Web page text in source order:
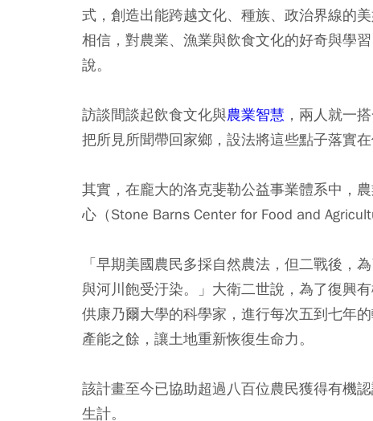
式，創造出能跨越文化、種族、政治界線的
相信，對農業、漁業與飲食文化的好奇與學
說。
訪談間談起飲食文化與農業智慧 ，兩人就一
把所見所聞帶回家鄉，設法將這些點子落實在
其實，在龐大的洛克斐勒公益事業體系中，
心（Stone Barns Center for Food and
「早期美國農民多採自然農法，但二戰後，
與河川飽受汙染。」大衛二世說，為了復興
供康乃爾大學的科學家，進行每次五到七年
產能之餘，讓土地重新恢復生命力。
該計畫至今已協助超過八百位農民獲得有機
生計。